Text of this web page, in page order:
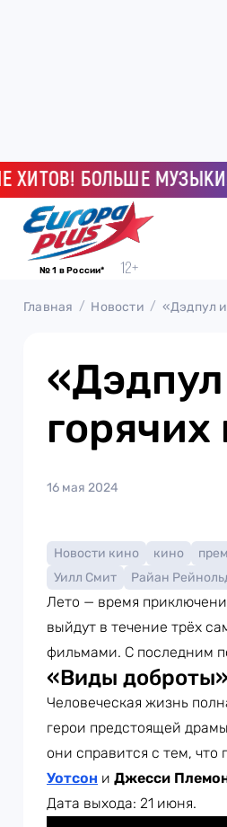
БОЛЬШЕ МУЗЫКИ!
№ 1 в России*
Главная Новости «Дэдпул
16 мая 2024
Новости кино кино
Уилл Смит
Райан
Лето — время
выйдут в течение трёх
фильмами. С последним
«Виды доброты»
Человеческая жизнь
герои предстоящей
они справится с тем, что
Уотсон и Джесси
Дата выхода: 21 июня.